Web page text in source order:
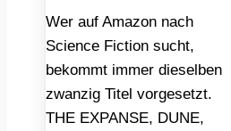
Wer auf Amazon nach
Science Fiction sucht,
bekommt immer dieselben
zwanzig Titel vorgesetzt.
THE EXPANSE, DUNE,